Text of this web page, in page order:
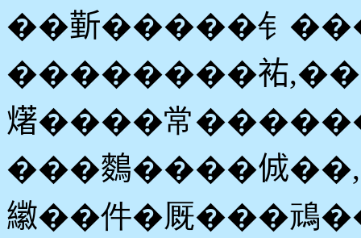
��𣂼�����钅
𤏸����常
𦆮��件�厩���䲮